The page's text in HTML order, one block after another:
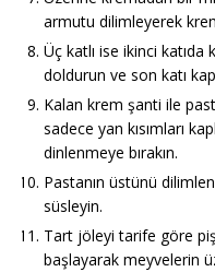
armutu dilimleyerek
Üç katlı ise ikinci
doldurun ve son katı
Kalan krem şanti ile
sadece yan kısımları
dinlenmeye bırakın.
Pastanın üstünü
süsleyin.
Tart jöleyi tarife göre
başlayarak meyvelerin